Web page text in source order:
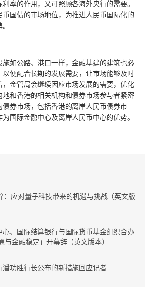
率的作用，又可照顾各海外央行的需要。
币国债的市场地位，为推进人民币国际化的
施如公路、港口一样，金融基建的建筑也必
以便配合长期的发展需要，让市场能够及时
，金管局会继续因应市场发展的需要，优化
地和香港的相关机构和债券市场参与者紧密
债券市场，包括香港的离岸人民币债券市
国际金融中心及离岸人民币中心的优势。
：应对量子科技带来的机遇与挑战（英文版
心、国际结算银行与国际货币基金组织合办
与金融稳定」开幕辞（英文版本）
潘功胜行长公布的新措施回应记者